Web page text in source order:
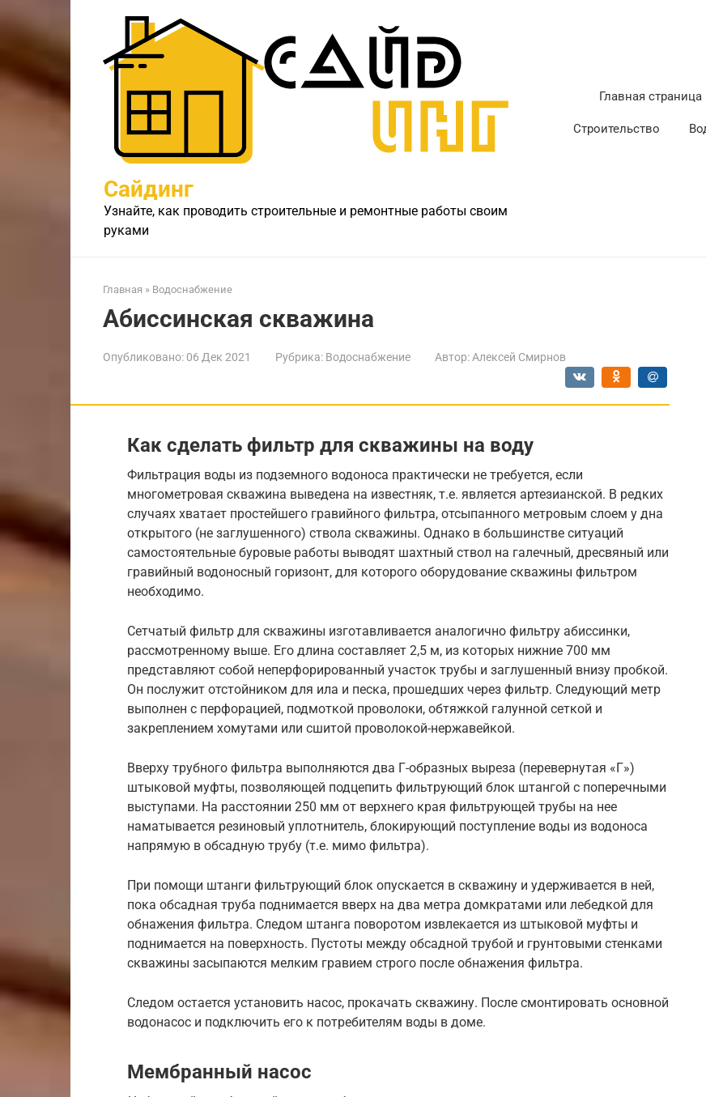
контенту
Сайдинг
Узнайте, как проводить строительные и ремонтные работы своим
руками
Главная страница
Строительство
Главная » Водоснабжение
Абиссинская скважина
Опубликовано: 06 Дек 2021 Рубрика: Водоснабжение Автор: Алексей Смирнов
Как сделать фильтр для скважины на воду
Фильтрация воды из подземного водоноса практически не требуется, если
многометровая скважина выведена на известняк, т.е. является артезианской. В редких
случаях хватает простейшего гравийного фильтра, отсыпанного метровым слоем у дна
открытого (не заглушенного) ствола скважины. Однако в большинстве ситуаций
самостоятельные буровые работы выводят шахтный ствол на галечный, дресвяный или
гравийный водоносный горизонт, для которого оборудование скважины фильтром
необходимо.
Сетчатый фильтр для скважины изготавливается аналогично фильтру абиссинки,
рассмотренному выше. Его длина составляет 2,5 м, из которых нижние 700 мм
представляют собой неперфорированный участок трубы и заглушенный внизу пробкой.
Он послужит отстойником для ила и песка, прошедших через фильтр. Следующий метр
выполнен с перфорацией, подмоткой проволоки, обтяжкой галунной сеткой и
закреплением хомутами или сшитой проволокой-нержавейкой.
Вверху трубного фильтра выполняются два Г-образных выреза (перевернутая «Г»)
штыковой муфты, позволяющей подцепить фильтрующий блок штангой с поперечными
выступами. На расстоянии 250 мм от верхнего края фильтрующей трубы на нее
наматывается резиновый уплотнитель, блокирующий поступление воды из водоноса
напрямую в обсадную трубу (т.е. мимо фильтра).
При помощи штанги фильтрующий блок опускается в скважину и удерживается в ней,
пока обсадная труба поднимается вверх на два метра домкратами или лебедкой для
обнажения фильтра. Следом штанга поворотом извлекается из штыковой муфты и
поднимается на поверхность. Пустоты между обсадной трубой и грунтовыми стенками
скважины засыпаются мелким гравием строго после обнажения фильтра.
Следом остается установить насос, прокачать скважину. После смонтировать основной
водонасос и подключить его к потребителям воды в доме.
Мембранный насос